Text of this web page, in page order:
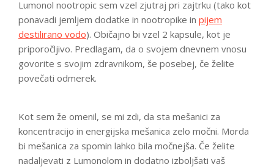
Lumonol nootropic sem vzel zjutraj pri zajtrku (tako kot
ponavadi jemljem dodatke in nootropike in pijem
destilirano vodo). Običajno bi vzel 2 kapsule, kot je
priporočljivo. Predlagam, da o svojem dnevnem vnosu
govorite s svojim zdravnikom, še posebej, če želite
povečati odmerek.
Kot sem že omenil, se mi zdi, da sta mešanici za
koncentracijo in energijska mešanica zelo močni. Morda
bi mešanica za spomin lahko bila močnejša. Če želite
nadaljevati z Lumonolom in dodatno izboljšati vaš